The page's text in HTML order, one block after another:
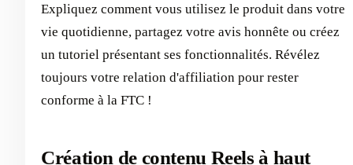
Expliquez comment vous utilisez le produit dans votre
vie quotidienne, partagez votre avis honnête ou créez
un tutoriel présentant ses fonctionnalités. Révélez
toujours votre relation d'affiliation pour rester
conforme à la FTC !
Création de contenu Reels à haut